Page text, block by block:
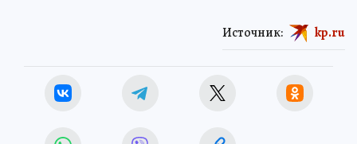
Источник: kp.ru